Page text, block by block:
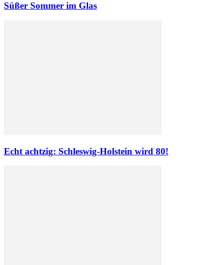
Süßer Sommer im Glas
Echt achtzig: Schleswig-Holstein wird 80!